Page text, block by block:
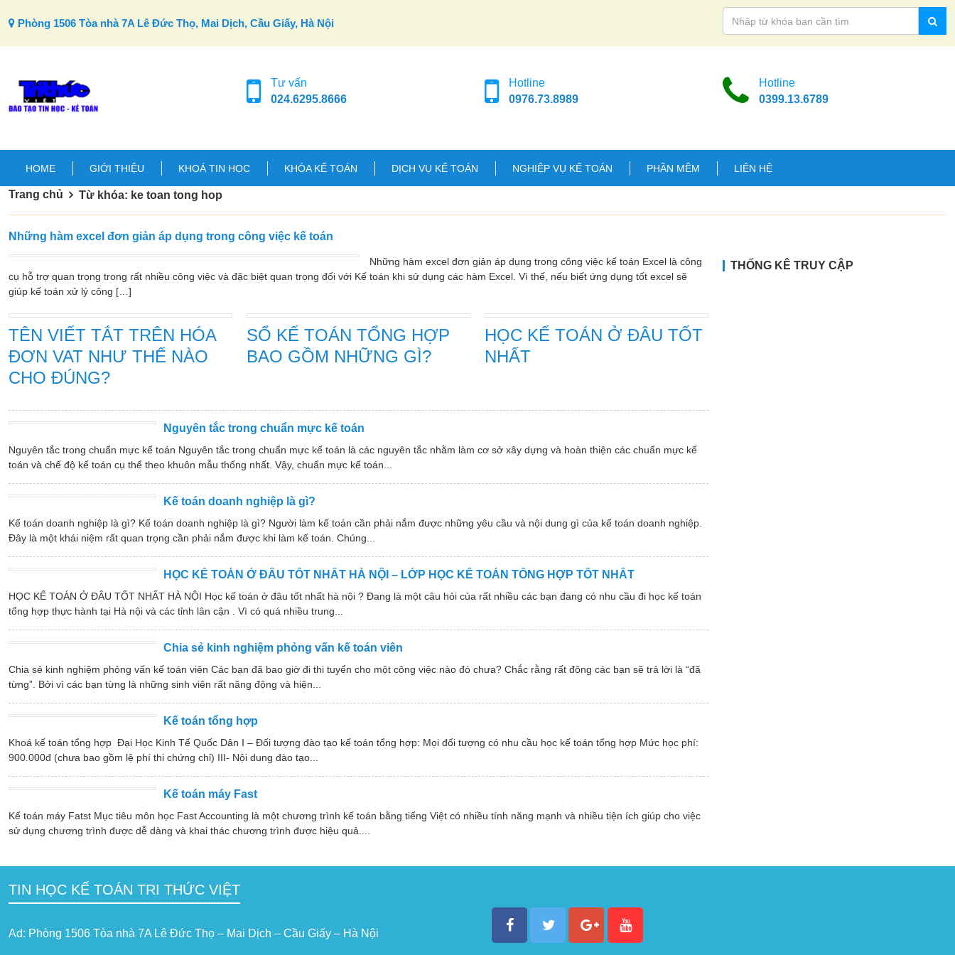
Phòng 1506 Tòa nhà 7A Lê Đức Thọ, Mai Dịch, Cầu Giấy, Hà Nội
Tư vấn
024.6295.8666
Hotline
0976.73.8989
Hotline
0399.13.6789
HOME GIỚI THIỆU KHOÁ TIN HỌC KHÓA KẾ TOÁN DỊCH VỤ KẾ TOÁN NGHIỆP VỤ KẾ TOÁN PHẦN MỀM LIÊN HỆ
Trang chủ Từ khóa: ke toan tong hop
Những hàm excel đơn giản áp dụng trong công việc kế toán
Những hàm excel đơn giản áp dụng trong công việc kế toán Excel là công
cụ hỗ trợ quan trọng trong rất nhiều công việc và đặc biệt quan trọng đối với Kế toán khi sử dụng các hàm Excel. Vì thế, nếu biết ứng dụng tốt excel sẽ
giúp kế toán xử lý công […]
TÊN VIẾT TẮT TRÊN HÓA
ĐƠN VAT NHƯ THẾ NÀO
CHO ĐÚNG?
SỔ KẾ TOÁN TỔNG HỢP
BAO GỒM NHỮNG GÌ?
HỌC KẾ TOÁN Ở ĐÂU TỐT
NHẤT
Nguyên tắc trong chuẩn mực kế toán
Nguyên tắc trong chuẩn mực kế toán Nguyên tắc trong chuẩn mực kế toán là các nguyên tắc nhằm làm cơ sở xây dựng và hoàn thiện các chuẩn mực kế
toán và chế độ kế toán cụ thể theo khuôn mẫu thống nhất. Vậy, chuẩn mực kế toán...
Kế toán doanh nghiệp là gì?
Kế toán doanh nghiệp là gì? Kế toán doanh nghiệp là gì? Người làm kế toán cần phải nắm được những yêu cầu và nội dung gì của kế toán doanh nghiệp.
Đây là một khái niệm rất quan trọng cần phải nắm được khi làm kế toán. Chúng...
HỌC KẾ TOÁN Ở ĐÂU TỐT NHẤT HÀ NỘI – LỚP HỌC KẾ TOÁN TỔNG HỢP TỐT NHẤT
HỌC KẾ TOÁN Ở ĐÂU TỐT NHẤT HÀ NỘI Học kế toán ở đâu tốt nhất hà nội ? Đang là một câu hỏi của rất nhiều các bạn đang có nhu cầu đi học kế toán
tổng hợp thực hành tại Hà nội và các tỉnh lân cận . Vì có quá nhiều trung...
Chia sẻ kinh nghiệm phỏng vấn kế toán viên
Chia sẻ kinh nghiệm phỏng vấn kế toán viên Các bạn đã bao giờ đi thi tuyển cho một công việc nào đó chưa? Chắc rằng rất đông các bạn sẽ trả lời là “đã
từng”. Bởi vì các bạn từng là những sinh viên rất năng động và hiện...
Kế toán tổng hợp
Khoá kế toán tổng hợp Đại Học Kinh Tế Quốc Dân I – Đối tượng đào tạo kế toán tổng hợp: Mọi đối tượng có nhu cầu học kế toán tổng hợp Mức học phí:
900.000đ (chưa bao gồm lệ phí thi chứng chỉ) III- Nội dung đào tạo...
Kế toán máy Fast
Kế toán máy Fatst Mục tiêu môn học Fast Accounting là một chương trình kế toán bằng tiếng Việt có nhiều tính năng mạnh và nhiều tiện ích giúp cho việc
sử dụng chương trình được dễ dàng và khai thác chương trình được hiệu quả....
THỐNG KÊ TRUY CẬP
TIN HỌC KẾ TOÁN TRI THỨC VIỆT
Ad: Phòng 1506 Tòa nhà 7A Lê Đức Thọ – Mai Dịch – Cầu Giấy – Hà Nội